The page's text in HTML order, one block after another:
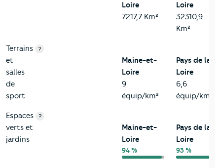
Loire
7217,7 Km²
Loire
32310,9
Km²
Terrains
et
salles
de
sport
?
Maine-et-
Loire
9
équip/km²
Pays de la
Loire
6,6
équip/km²
Espaces
verts et
jardins
?
Maine-et-
Loire
94 %
Pays de la
Loire
93 %